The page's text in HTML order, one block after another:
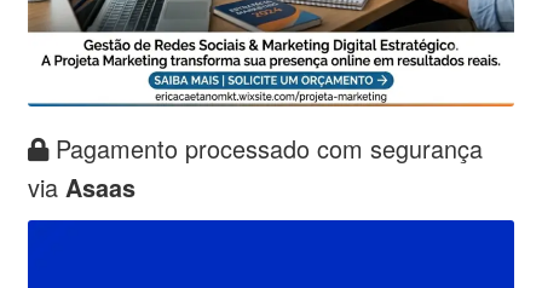
Pagamento processado com segurança
via Asaas